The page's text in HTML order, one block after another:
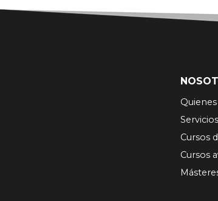
Servicios
Cursos
Cursos